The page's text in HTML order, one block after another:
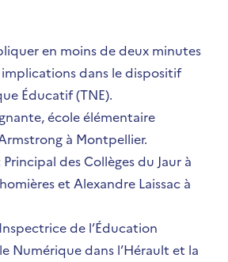
en moins de deux minutes
implications dans le dispositif
Éducatif (TNE).
école élémentaire
à Montpellier.
Principal des Collèges du Jaur à
et Alexandre Laissac à
de l’Éducation
Numérique dans l’Hérault et la